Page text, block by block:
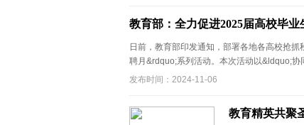
教育部：全力促进2025届高校毕业
日前，教育部印发通知，部署各地各高校抢
聘月&rdquo;系列活动。本次活动以&ldquo;协
发布时间：2024-11-06
教育精英共聚